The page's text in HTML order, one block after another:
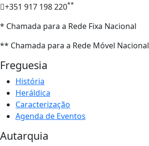
+351 917 198 220**
* Chamada para a Rede Fixa Nacional
** Chamada para a Rede Móvel Nacional
Freguesia
História
Heráldica
Caracterização
Agenda de Eventos
Autarquia